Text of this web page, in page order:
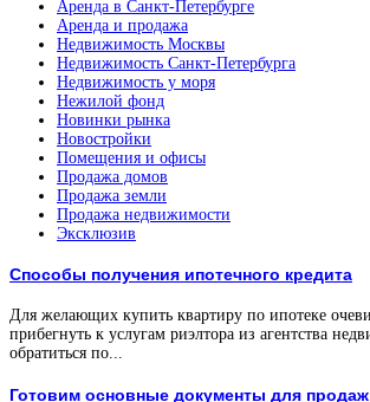
Аренда в Санкт-Петербурге
Аренда и продажа
Недвижимость Москвы
Недвижимость Санкт-Петербурга
Недвижимость у моря
Нежилой фонд
Новинки рынка
Новостройки
Помещения и офисы
Продажа домов
Продажа земли
Продажа недвижимости
Эксклюзив
Способы получения ипотечного кредита
Для желающих купить квартиру по ипотеке
прибегнуть к услугам риэлтора из агентства
обратиться по...
Готовим основные документы для